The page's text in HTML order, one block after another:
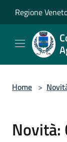
Regione
Home >
Novità: